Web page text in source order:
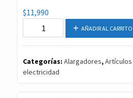
$11,990
Alargador
profesional
10M
G-
Max
AÑADIR AL CARRITO
Categorías: Alargadores,
electricidad